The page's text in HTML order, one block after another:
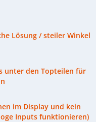
Lösung / steiler Winkel
unter den Topteilen für
im Display und kein
Inputs funktionieren)